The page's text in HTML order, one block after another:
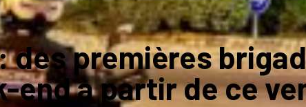
des premières
à partir de ce